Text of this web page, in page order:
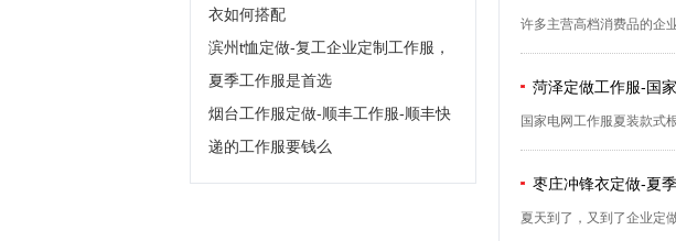
许多主营高档消费品的企
菏泽定做工作服-国
国家电网工作服夏装款式
枣庄冲锋衣定做-夏
夏天到了，又到了企业定
衣如何搭配
滨州t恤定做-复工企业定制工作服，
夏季工作服是首选
烟台工作服定做-顺丰工作服-顺丰快
递的工作服要钱么